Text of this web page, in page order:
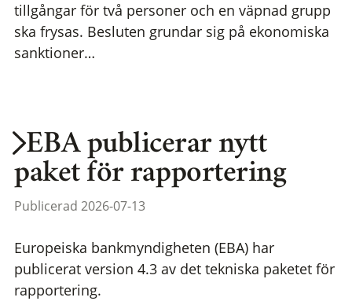
tillgångar för två personer och en väpnad grupp
ska frysas. Besluten grundar sig på ekonomiska
sanktioner…
EBA publicerar nytt
paket för rapportering
Publicerad 2026-07-13
Europeiska bankmyndigheten (EBA) har
publicerat version 4.3 av det tekniska paketet för
rapportering.